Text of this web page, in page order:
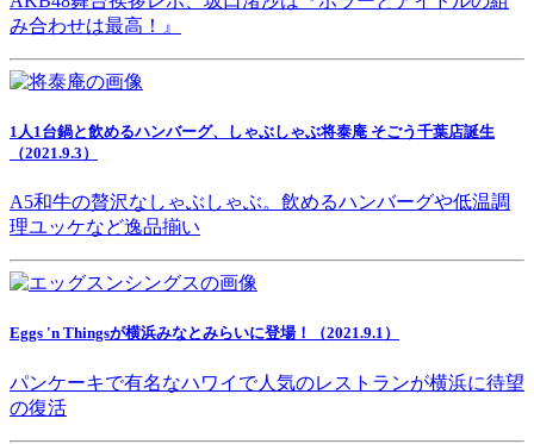
み合わせは最高！』
1人1台鍋と飲めるハンバーグ、しゃぶしゃぶ将泰庵 そごう千葉店誕生
（2021.9.3）
A5和牛の贅沢なしゃぶしゃぶ。飲めるハンバーグや低温調
理ユッケなど逸品揃い
Eggs 'n Thingsが横浜みなとみらいに登場！（2021.9.1）
パンケーキで有名なハワイで人気のレストランが横浜に待望
の復活